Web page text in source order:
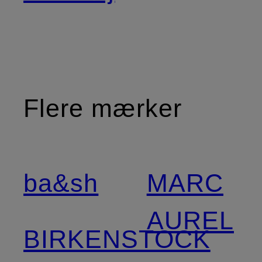
Flere mærker
ba&sh
BIRKENSTOCK
MARC
AUREL